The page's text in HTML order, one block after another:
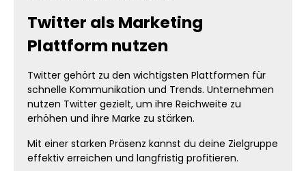
Twitter als Marketing
Plattform nutzen
Twitter gehört zu den wichtigsten Plattformen für
schnelle Kommunikation und Trends. Unternehmen
nutzen Twitter gezielt, um ihre Reichweite zu
erhöhen und ihre Marke zu stärken.
Mit einer starken Präsenz kannst du deine Zielgruppe
effektiv erreichen und langfristig profitieren.